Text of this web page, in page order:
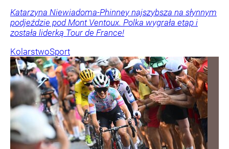
Katarzyna Niewiadoma-Phinney najszybsza na słynnym
podjeździe pod Mont Ventoux. Polka wygrała etap i
została liderką Tour de France!
KolarstwoSport